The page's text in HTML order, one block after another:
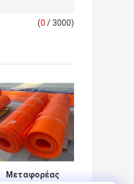
(0 / 3000)
Μεταφορέας